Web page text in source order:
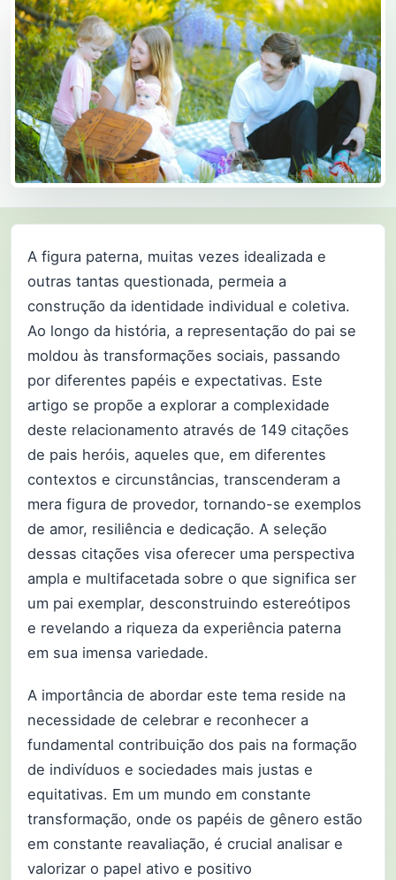
A figura paterna, muitas vezes idealizada e
outras tantas questionada, permeia a
construção da identidade individual e coletiva.
Ao longo da história, a representação do pai se
moldou às transformações sociais, passando
por diferentes papéis e expectativas. Este
artigo se propõe a explorar a complexidade
deste relacionamento através de 149 citações
de pais heróis, aqueles que, em diferentes
contextos e circunstâncias, transcenderam a
mera figura de provedor, tornando-se exemplos
de amor, resiliência e dedicação. A seleção
dessas citações visa oferecer uma perspectiva
ampla e multifacetada sobre o que significa ser
um pai exemplar, desconstruindo estereótipos
e revelando a riqueza da experiência paterna
em sua imensa variedade.
A importância de abordar este tema reside na
necessidade de celebrar e reconhecer a
fundamental contribuição dos pais na formação
de indivíduos e sociedades mais justas e
equitativas. Em um mundo em constante
transformação, onde os papéis de gênero estão
em constante reavaliação, é crucial analisar e
valorizar o papel ativo e positivo